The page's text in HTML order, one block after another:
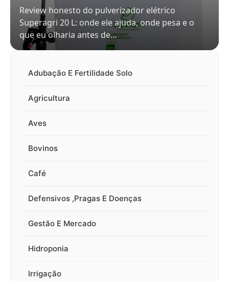
Review honesto do pulverizador elétrico
Superagri 20 L: onde ele ajuda, onde pesa e o
que eu olharia antes de…
Adubação E Fertilidade Solo
Agricultura
Aves
Bovinos
Café
Defensivos ,Pragas E Doenças
Gestão E Mercado
Hidroponia
Irrigação